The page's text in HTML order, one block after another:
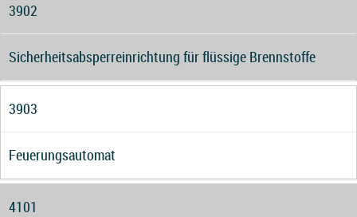
3902
Sicherheitsabsperreinrichtung für flüssige Brennstoffe
3903
Feuerungsautomat
4101